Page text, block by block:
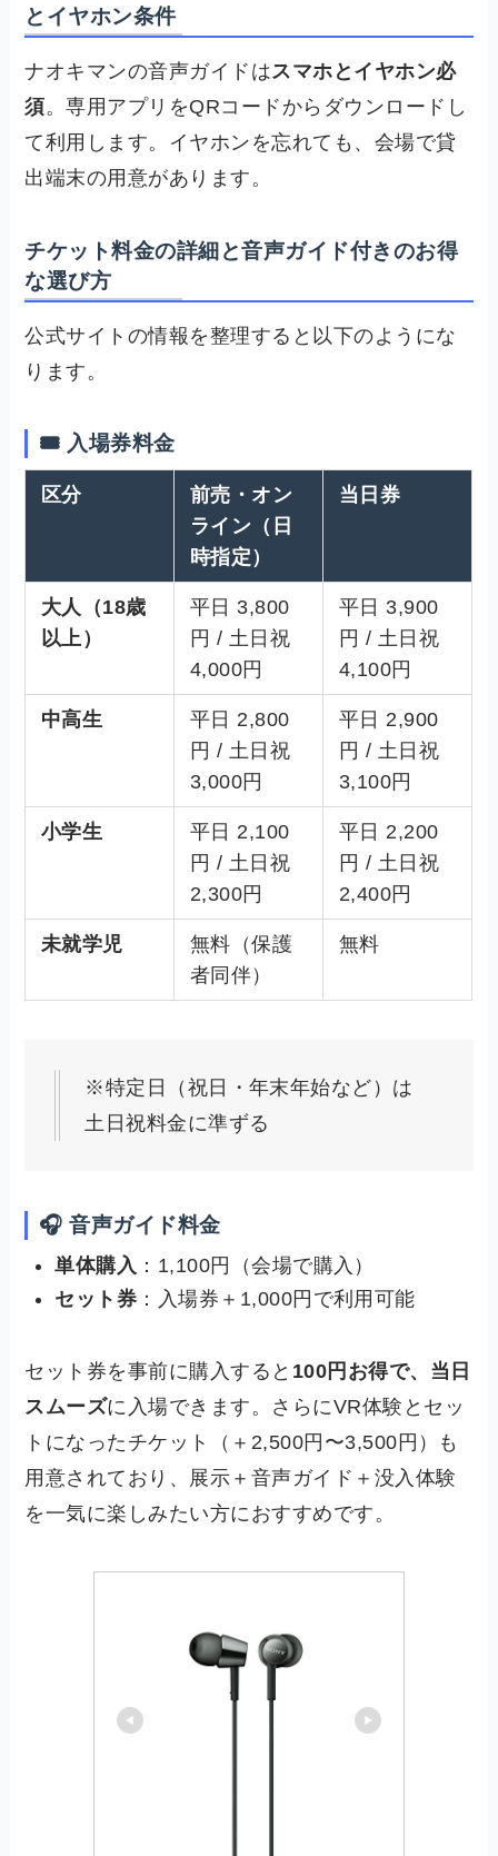
とイヤホン条件
ナオキマンの音声ガイドはスマホとイヤホン必
須。専用アプリをQRコードからダウンロードし
て利用します。イヤホンを忘れても、会場で貸
出端末の用意があります。
チケット料金の詳細と音声ガイド付きのお得
な選び方
公式サイトの情報を整理すると以下のようにな
ります。
🎟 入場券料金
区分
前売・オン
ライン（日
時指定）
当日券
大人（18歳
以上）
平日 3,800
円 / 土日祝
4,000円
平日 3,900
円 / 土日祝
4,100円
中高生
平日 2,800
円 / 土日祝
3,000円
平日 2,900
円 / 土日祝
3,100円
小学生
平日 2,100
円 / 土日祝
2,300円
平日 2,200
円 / 土日祝
2,400円
未就学児
無料（保護
者同伴）
無料
※特定日（祝日・年末年始など）は
土日祝料金に準ずる
🎧 音声ガイド料金
単体購入 ：1,100円（会場で購入）
セット券 ：入場券＋1,000円で利用可能
セット券を事前に購入すると 100円お得で、当日
スムーズに入場できます。さらにVR体験とセッ
トになったチケット（＋2,500円〜3,500円）も
用意されており、展示＋音声ガイド＋没入体験
を一気に楽しみたい方におすすめです。